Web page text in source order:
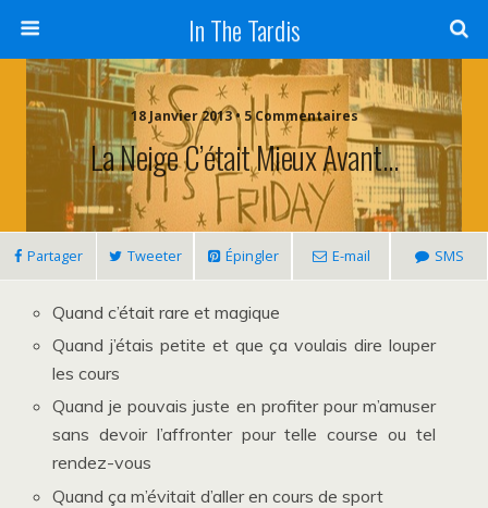
In The Tardis
18 Janvier 2013 • 5 Commentaires
La Neige C’était Mieux Avant…
Partager Tweeter Épingler E-mail SMS
Quand c’était rare et magique
Quand j’étais petite et que ça voulais dire louper
les cours
Quand je pouvais juste en profiter pour m’amuser
sans devoir l’affronter pour telle course ou tel
rendez-vous
Quand ça m’évitait d’aller en cours de sport